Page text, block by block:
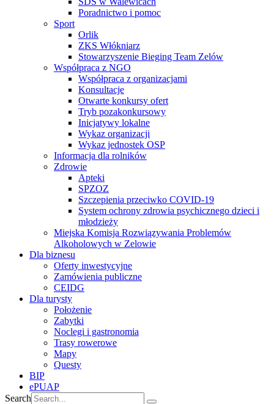
Poradnictwo i pomoc
Sport
Orlik
ZKS Włókniarz
Stowarzyszenie Bieging Team Zelów
Współpraca z NGO
Współpraca z organizacjami
Konsultacje
Otwarte konkursy ofert
Tryb pozakonkursowy
Inicjatywy lokalne
Wykaz organizacji
Wykaz jednostek OSP
Informacja dla rolników
Zdrowie
Apteki
SPZOZ
Szczepienia przeciwko COVID-19
System ochrony zdrowia psychicznego dzieci i
młodzieży
Miejska Komisja Rozwiązywania Problemów
Alkoholowych w Zelowie
Dla biznesu
Oferty inwestycyjne
Zamówienia publiczne
CEIDG
Dla turysty
Położenie
Zabytki
Noclegi i gastronomia
Trasy rowerowe
Mapy
Questy
BIP
ePUAP
Search